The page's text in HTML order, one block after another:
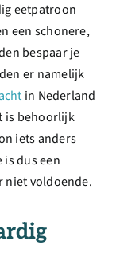
eetpatroon
een schonere,
bespaar je
er namelijk
in Nederland
is behoorlijk
iets anders
is dus een
niet voldoende.